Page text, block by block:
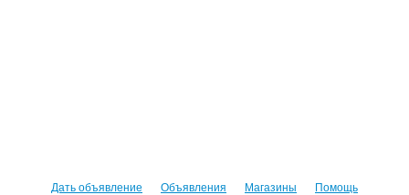
Дать объявление Объявления Магазины Помощь